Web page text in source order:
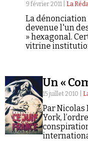
9 février 2011 | La
La dénonciation
devenue l'un
» hexagonal.
vitrine
sionistes » –
Le CRIF : de la
lobby (éd.
Samuel Ghiles-
nos questions.
Un «
15 juillet 2010 |
Par Nicolas
York,